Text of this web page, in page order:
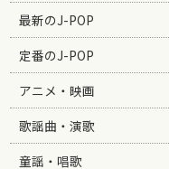
最新のJ-POP
定番のJ-POP
アニメ・映画
歌謡曲・演歌
童謡・唱歌